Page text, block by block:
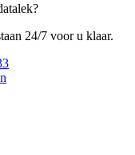
24/7 voor u klaar.